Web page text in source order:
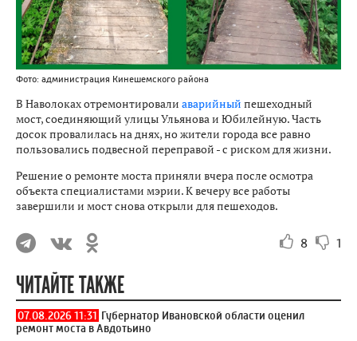
Фото: администрация Кинешемского района
В Наволоках отремонтировали аварийный пешеходный
мост, соединяющий улицы Ульянова и Юбилейную. Часть
досок провалилась на днях, но жители города все равно
пользовались подвесной переправой - с риском для жизни.
Решение о ремонте моста приняли вчера после осмотра
объекта специалистами мэрии. К вечеру все работы
завершили и мост снова открыли для пешеходов.
8 1
ЧИТАЙТЕ ТАКЖЕ
07.08.2026 11:31 Губернатор Ивановской области оценил
ремонт моста в Авдотьино